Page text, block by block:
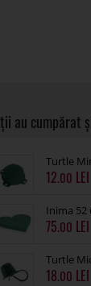
Turtle
12.00
Inima 52
75.00
Turtle
18.00